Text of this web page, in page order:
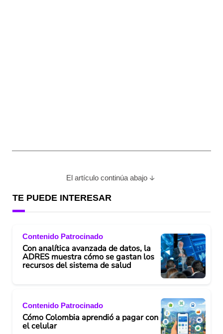
El artículo continúa abajo
TE PUEDE INTERESAR
Contenido Patrocinado
Con analítica avanzada de datos, la
ADRES muestra cómo se gastan los
recursos del sistema de salud
Contenido Patrocinado
Cómo Colombia aprendió a pagar con
el celular